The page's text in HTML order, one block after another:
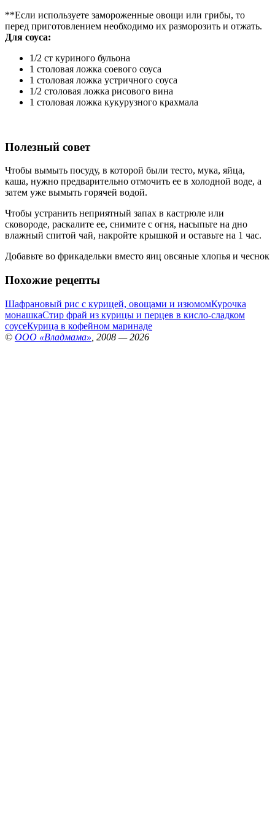
**Если используете замороженные овощи или грибы, то
перед приготовлением необходимо их разморозить и отжать.
Для соуса:
1/2 ст куриного бульона
1 столовая ложка соевого соуса
1 столовая ложка устричного соуса
1/2 столовая ложка рисового вина
1 столовая ложка кукурузного крахмала
Полезный совет
Чтобы вымыть посуду, в которой были тесто, мука, яйца,
каша, нужно предварительно отмочить ее в холодной воде, а
затем уже вымыть горячей водой.
Чтобы устранить неприятный запах в кастрюле или
сковороде, раскалите ее, снимите с огня, насыпьте на дно
влажный спитой чай, накройте крышкой и оставьте на 1 час.
Добавьте во фрикадельки вместо яиц овсяные хлопья и чеснок
Похожие рецепты
Шафрановый рис с курицей, овощами и изюмомКурочка
монашкаСтир фрай из курицы и перцев в кисло-сладком
соусеКурица в кофейном маринаде
© ООО «Владмама» , 2008 — 2026